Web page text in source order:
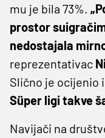
mu je bila 73%.
prostor
nedostajala
reprezentativac
Slično je ocijenio
Süper ligi takve
Navijači na